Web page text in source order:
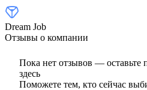
Dream Job
Отзывы о компании
Пока нет отзывов — оставьте
здесь
Поможете тем, кто сейчас